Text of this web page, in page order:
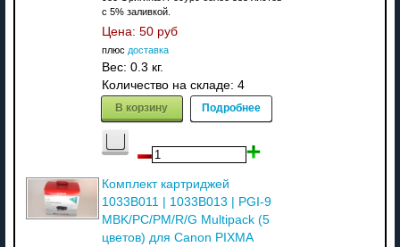
с 5% заливкой.
Цена: 50 руб
плюс доставка
Вес: 0.3 кг.
Количество на складе: 4
В корзину Подробнее
Комплект картриджей
1033B011 | 1033B013 | PGI-9
MBK/PC/PM/R/G Multipack (5
цветов) для Canon PIXMA